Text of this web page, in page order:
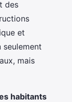
des
et
mais
habitants